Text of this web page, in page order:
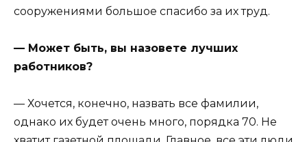
сооружениями большое спасибо за их труд.
— Может быть, вы назовете лучших
работников?
— Хочется, конечно, назвать все фамилии,
однако их будет очень много, порядка 70. Не